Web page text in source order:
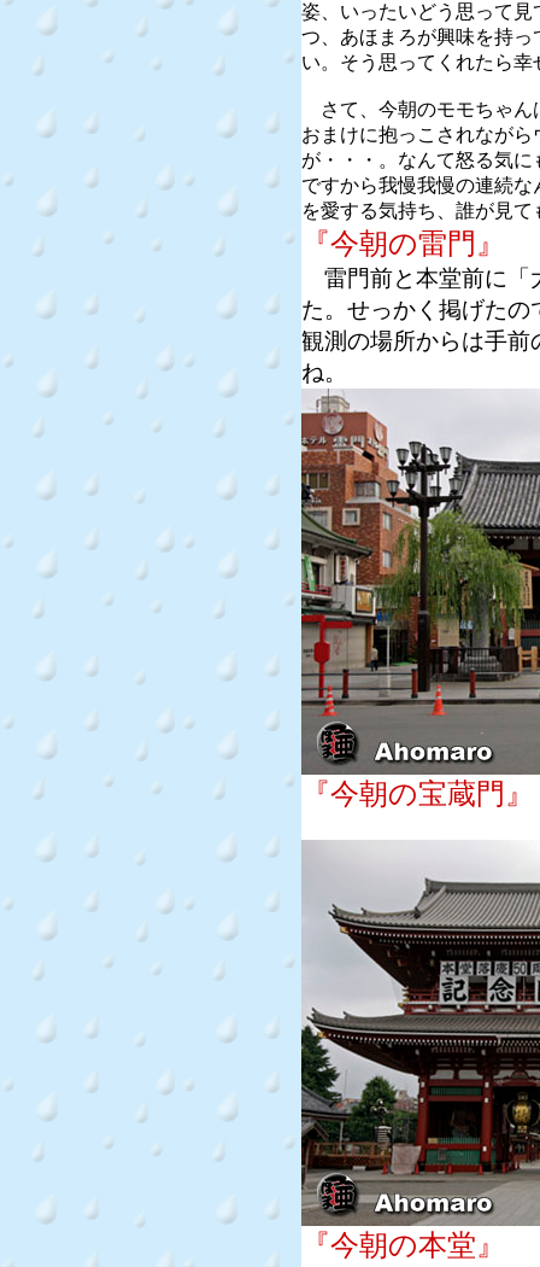
姿、いったいどう思って
つ、あほまろが興味を持
い。そう思ってくれたら
さて、今朝のモモちゃん
おまけに抱っこされなが
が・・・。なんて怒る気
ですから我慢我慢の連続
を愛する気持ち、誰が見
『今朝の雷門』
雷門前と本堂前に「
た。せっかく掲げた
観測の場所からは手前
ね。
『今朝の宝蔵門』
『今朝の本堂』